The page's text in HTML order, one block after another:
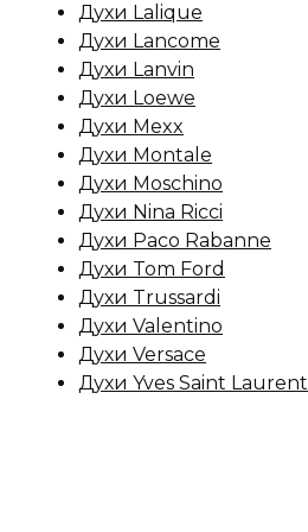
Духи Lalique
Духи Lancome
Духи Lanvin
Духи Loewe
Духи Mexx
Духи Montale
Духи Moschino
Духи Nina Ricci
Духи Paco Rabanne
Духи Tom Ford
Духи Trussardi
Духи Valentino
Духи Versace
Духи Yves Saint Laurent